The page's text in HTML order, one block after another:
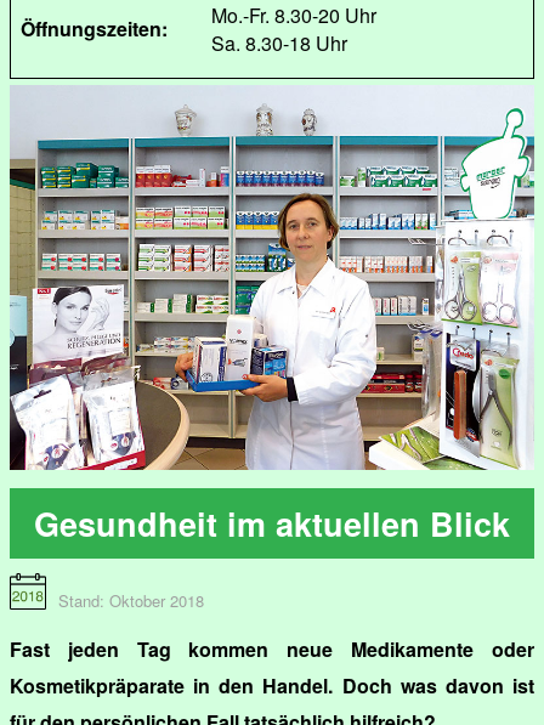
Öffnungszeiten:
Mo.-Fr. 8.30-20 Uhr
Sa. 8.30-18 Uhr
Gesundheit im aktuellen Blick
Stand: Oktober 2018
Fast jeden Tag kommen neue Medikamente oder
Kosmetikpräparate in den Handel. Doch was davon ist